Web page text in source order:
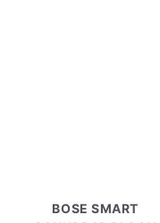
BOSE SMART